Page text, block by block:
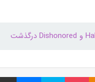
Odnoklassniki پاکت اسکایپ مسنجر
گیمرها، محتواسازان و کسب‌وکارها